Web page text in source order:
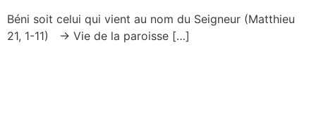
Béni soit celui qui vient au nom du Seigneur (Matthieu
21, 1-11) → Vie de la paroisse […]